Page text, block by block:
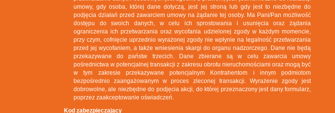
umowy, gdy osoba, której dane dotyczą, jest jej stroną lub gdy jest to niezbędne do
podjęcia działań przed zawarciem umowy na żądanie tej osoby. Ma Pani/Pan możliwość
dostępu do swoich danych, w celu ich sprostowania i usunięcia oraz żądania
ograniczenia ich przetwarzania oraz wycofania udzielonej zgody w każdym momencie,
przy czym, cofnięcie uprzednio wyrażonej zgody nie wpłynie na legalność przetwarzania
przed jej wycofaniem, a także wniesienia skargi do organu nadzorczego. Dane nie będą
przekazywane do państw trzecich. Dane zbierane są w celu zawarcia umowy
pośrednictwa w potencjalnej transakcji z zakresu obrotu nieruchomościami oraz mogą być
w tym zakresie przekazywane potencjalnym Kontrahentom i innym podmiotom
bezpośrednio zaangażowanym w proces zleconej transakcji. Wyrażenie zgody jest
dobrowolne, ale niezbędne do podjęcia akcji, do której przeznaczony jest dany formularz,
poprzez zaakceptowanie oświadczeń.
Kod zabezpieczający